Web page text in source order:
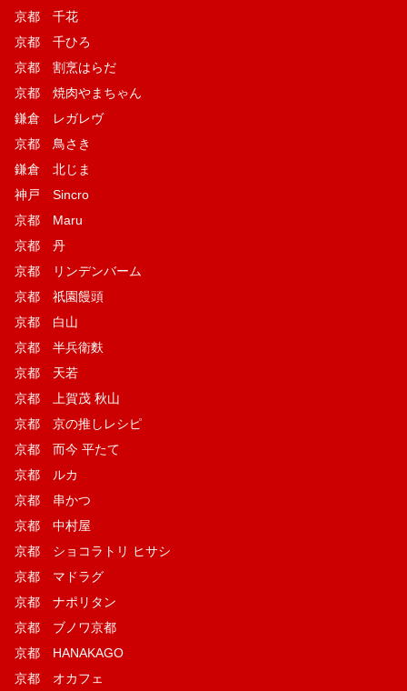
京都 千花
京都 千ひろ
京都 割烹はらだ
京都 焼肉やまちゃん
鎌倉 レガレヴ
京都 鳥さき
鎌倉 北じま
神戸 Sincro
京都 Maru
京都 丹
京都 リンデンバーム
京都 祇園饅頭
京都 白山
京都 半兵衛麩
京都 天若
京都 上賀茂 秋山
京都 京の推しレシピ
京都 而今 平たて
京都 ルカ
京都 串かつ
京都 中村屋
京都 ショコラトリ ヒサシ
京都 マドラグ
京都 ナポリタン
京都 ブノワ京都
京都 HANAKAGO
京都 オカフェ